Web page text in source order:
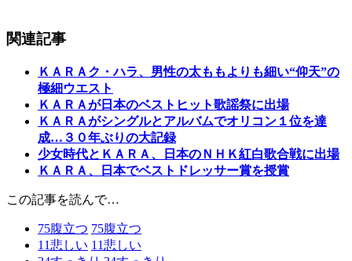
関連記事
ＫＡＲＡク・ハラ、男性の太ももよりも細い“仰天”の
極細ウエスト
ＫＡＲＡが日本のベストヒット歌謡祭に出場
ＫＡＲＡがシングルとアルバムでオリコン１位を達
成…３０年ぶりの大記録
少女時代とＫＡＲＡ、日本のＮＨＫ紅白歌合戦に出場
ＫＡＲＡ、日本でベストドレッサー賞を授賞
この記事を読んで…
75腹立つ 75腹立つ
11悲しい 11悲しい